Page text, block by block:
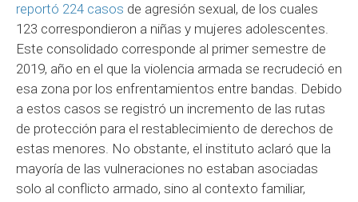
reportó 224 casos de agresión sexual, de los cuales
123 correspondieron a niñas y mujeres adolescentes.
Este consolidado corresponde al primer semestre de
2019, año en el que la violencia armada se recrudeció en
esa zona por los enfrentamientos entre bandas. Debido
a estos casos se registró un incremento de las rutas
de protección para el restablecimiento de derechos de
estas menores. No obstante, el instituto aclaró que la
mayoría de las vulneraciones no estaban asociadas
solo al conflicto armado, sino al contexto familiar,